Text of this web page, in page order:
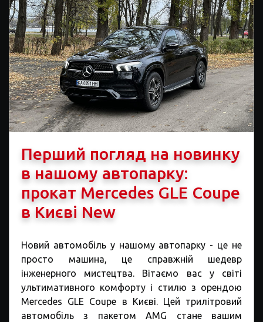
Перший погляд на новинку
в нашому автопарку:
прокат Mercedes GLE Coupe
в Києві New
Новий автомобіль у нашому автопарку - це не
просто машина, це справжній шедевр
інженерного мистецтва. Вітаємо вас у світі
ультимативного комфорту і стилю з орендою
Mercedes GLE Coupe в Києві. Цей трилітровий
автомобіль з пакетом AMG стане вашим